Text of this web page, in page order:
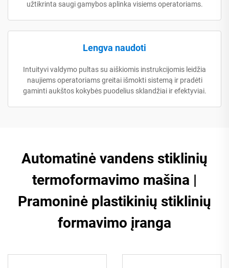
užtikrinta saugi gamybos aplinka visiems operatoriams.
Lengva naudoti
Intuityvi valdymo pultas su aiškiomis instrukcijomis leidžia
naujiems operatoriams greitai išmokti sistemą ir pradėti
gaminti aukštos kokybės puodelius sklandžiai ir efektyviai.
Automatinė vandens stiklinių
termoformavimo mašina |
Pramoninė plastikinių stiklinių
formavimo įranga